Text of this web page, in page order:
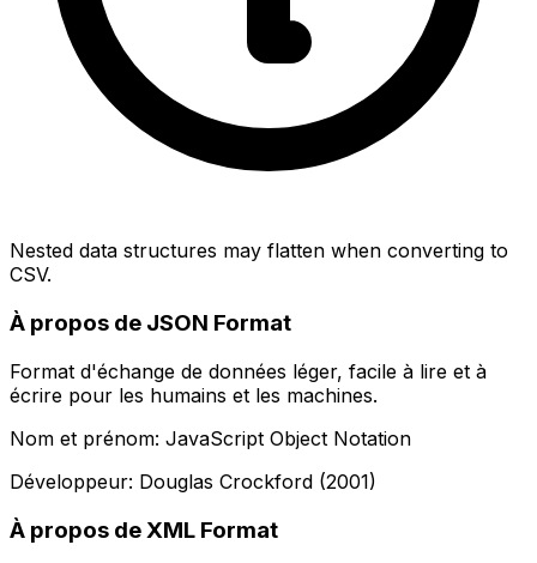
Nested data structures may flatten when converting to
CSV.
À propos de JSON Format
Format d'échange de données léger, facile à lire et à
écrire pour les humains et les machines.
Nom et prénom: JavaScript Object Notation
Développeur: Douglas Crockford (2001)
À propos de XML Format